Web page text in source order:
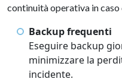
continuità operativa in
Backup frequenti
Eseguire backup
minimizzare la
incidente.